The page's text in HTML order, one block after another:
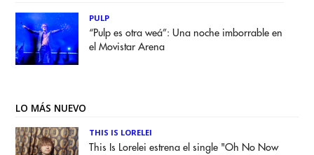
PULP
“Pulp es otra weá”: Una noche imborrable en
el Movistar Arena
LO MÁS NUEVO
THIS IS LORELEI
This Is Lorelei estrena el single "Oh No Now